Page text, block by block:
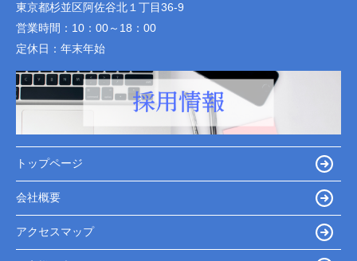
東京都杉並区阿佐谷北１丁目36-9
営業時間： 10：00～18：00
定休日： 年末年始
トップページ
会社概要
アクセスマップ